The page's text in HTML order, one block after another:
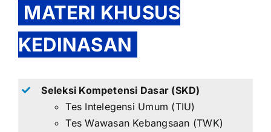
MATERI KHUSUS
KEDINASAN
Seleksi Kompetensi Dasar (SKD)
Tes Intelegensi Umum (TIU)
Tes Wawasan Kebangsaan (TWK)